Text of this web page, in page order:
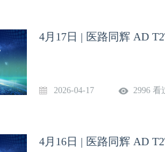
4月17日 | 医路同辉 AD
2026-04-17 2996 看
4月16日 | 医路同辉 AD